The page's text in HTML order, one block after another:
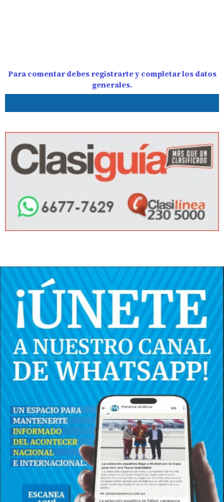
Para comentar debes registrarte y completar los datos
generales.